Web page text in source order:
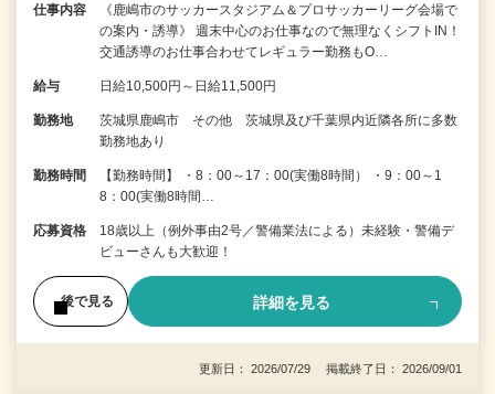
仕事内容
《鹿嶋市のサッカースタジアム＆プロサッカーリーグ会場で
の案内・誘導》 週末中心のお仕事なので無理なくシフトIN！
交通誘導のお仕事合わせてレギュラー勤務もO…
給与 日給10,500円～日給11,500円
勤務地
茨城県鹿嶋市 その他 茨城県及び千葉県内近隣各所に多数
勤務地あり
勤務時間
【勤務時間】 ・8：00～17：00(実働8時間） ・9：00～1
8：00(実働8時間…
応募資格
18歳以上（例外事由2号／警備業法による）未経験・警備デ
ビューさんも大歓迎！
後で見る 詳細を見る
更新日： 2026/07/29 掲載終了日： 2026/09/01